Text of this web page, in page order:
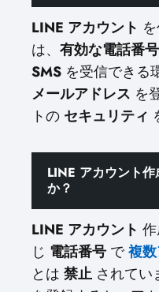
LINE アカウント
は、 有効な電話番号
SMS を受信できる
メールアドレス を
トの セキュリティ
LINE アカウント
か？
LINE アカウント
じ 電話番号 で複
とは 禁止 されてい